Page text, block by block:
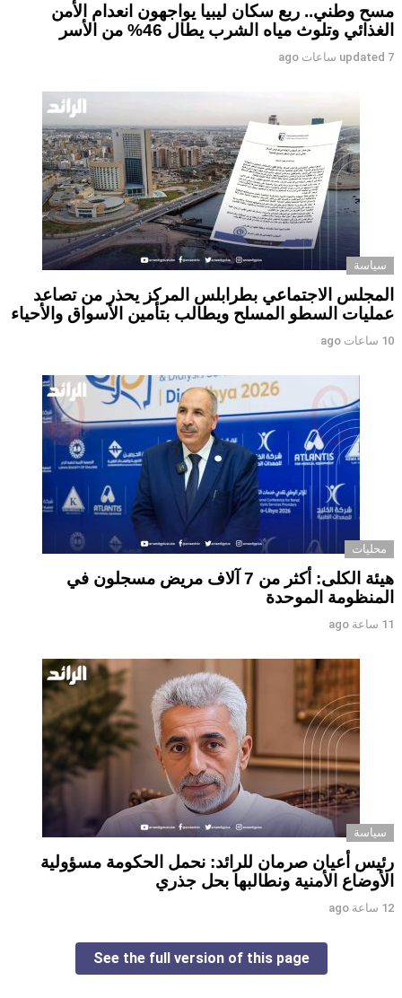
مسح وطني.. ربع سكان ليبيا يواجهون انعدام الأمن
الغذائي وتلوث مياه الشرب يطال 46% من الأسر
updated 7 ساعات ago
سياسة
المجلس الاجتماعي بطرابلس المركز يحذر من تصاعد
عمليات السطو المسلح ويطالب بتأمين الأسواق والأحياء
10 ساعات ago
محليات
هيئة الكلى: أكثر من 7 آلاف مريض مسجلون في
المنظومة الموحدة
11 ساعة ago
سياسة
رئيس أعيان صرمان للرائد: نحمل الحكومة مسؤولية
الأوضاع الأمنية ونطالبها بحل جذري
12 ساعة ago
See the full version of this page